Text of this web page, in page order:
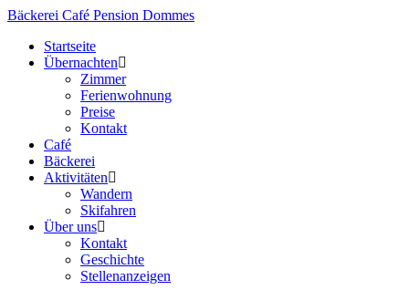
Bäckerei Café Pension Dommes
Startseite
Übernachten
Zimmer
Ferienwohnung
Preise
Kontakt
Café
Bäckerei
Aktivitäten
Wandern
Skifahren
Über uns
Kontakt
Geschichte
Stellenanzeigen